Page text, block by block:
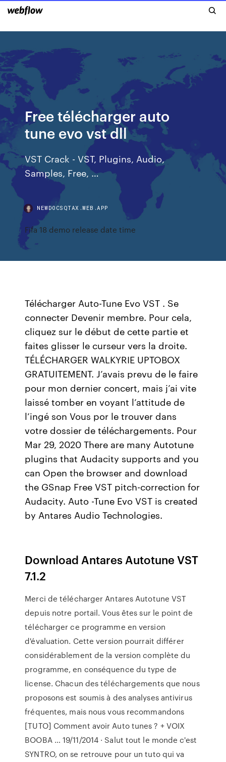
Free télécharger auto
tune evo vst dll
VST Crack - VST, Plugins, Audio,
Samples, Free, …
NEWDOCSQTAX.WEB.APP
Fifa 18 demo release date time
Télécharger Auto-Tune Evo VST . Se
connecter Devenir membre. Pour cela,
cliquez sur le début de cette partie et
faites glisser le curseur vers la droite.
TÉLÉCHARGER WALKYRIE UPTOBOX
GRATUITEMENT. J’avais prevu de le faire
pour mon dernier concert, mais j’ai vite
laissé tomber en voyant l’attitude de
l’ingé son Vous por le trouver dans
votre dossier de téléchargements. Pour
Mar 29, 2020 There are many Autotune
plugins that Audacity supports and you
can Open the browser and download
the GSnap Free VST pitch-correction for
Audacity. Auto -Tune Evo VST is created
by Antares Audio Technologies.
Download Antares Autotune VST
7.1.2
Merci de télécharger Antares Autotune VST
depuis notre portail. Vous êtes sur le point de
télécharger ce programme en version
d'évaluation. Cette version pourrait différer
considérablement de la version complète du
programme, en conséquence du type de
license. Chacun des téléchargements que nous
proposons est soumis à des analyses antivirus
fréquentes, mais nous vous recommandons
[TUTO] Comment avoir Auto tunes ? + VOIX
BOOBA … 19/11/2014 · Salut tout le monde c'est
SYNTRO, on se retrouve pour un tuto qui va